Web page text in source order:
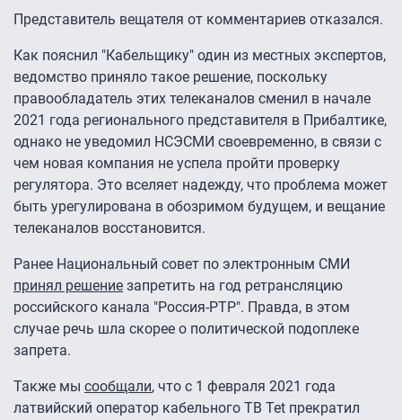
Представитель вещателя от комментариев отказался.
Как пояснил "Кабельщику" один из местных экспертов,
ведомство приняло такое решение, поскольку
правообладатель этих телеканалов сменил в начале
2021 года регионального представителя в Прибалтике,
однако не уведомил НСЭСМИ своевременно, в связи с
чем новая компания не успела пройти проверку
регулятора. Это вселяет надежду, что проблема может
быть урегулирована в обозримом будущем, и вещание
телеканалов восстановится.
Ранее Национальный совет по электронным СМИ
принял решение запретить на год ретрансляцию
российского канала "Россия-РТР". Правда, в этом
случае речь шла скорее о политической подоплеке
запрета.
Также мы сообщали, что с 1 февраля 2021 года
латвийский оператор кабельного ТВ Tet прекратил